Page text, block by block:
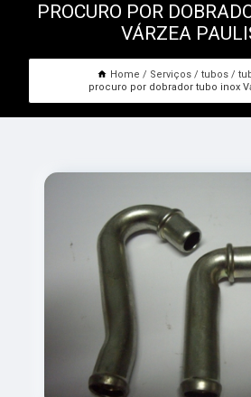
PROCURO POR
VÁRZEA
Home Serviços tubos
procuro por dobrador tubo inox